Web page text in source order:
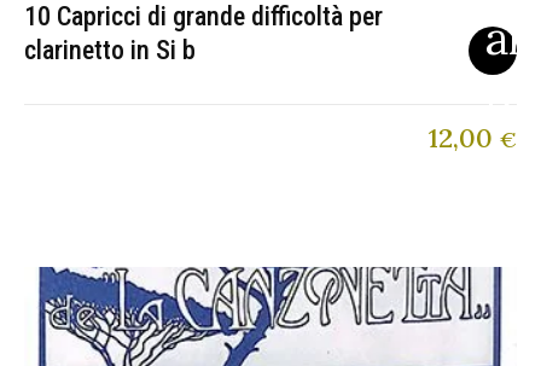
10 Capricci di grande difficoltà per
clarinetto in Si b
12,00 €